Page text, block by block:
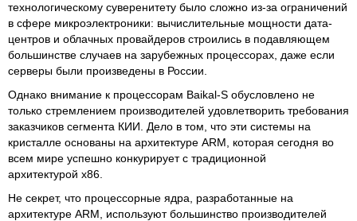
технологическому суверенитету было сложно из-за ограничений
в сфере микроэлектроники: вычислительные мощности дата-
центров и облачных провайдеров строились в подавляющем
большинстве случаев на зарубежных процессорах, даже если
серверы были произведены в России.
Однако внимание к процессорам Baikal-S обусловлено не
только стремлением производителей удовлетворить требования
заказчиков сегмента КИИ. Дело в том, что эти системы на
кристалле основаны на архитектуре ARM, которая сегодня во
всем мире успешно конкурирует с традиционной
архитектурой x86.
Не секрет, что процессорные ядра, разработанные на
архитектуре ARM, используют большинство производителей